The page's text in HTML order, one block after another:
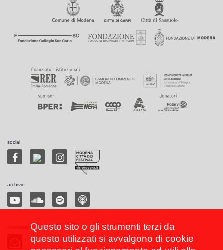
social
archivio
Questo sito o gli strumenti terzi da
questo utilizzati si avvalgono di cookie